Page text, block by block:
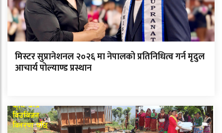
मिस्टर सुप्रानेशनल २०२६ मा नेपालको प्रतिनिधित्व गर्न मृदुल
आचार्य पोल्याण्ड प्रस्थान